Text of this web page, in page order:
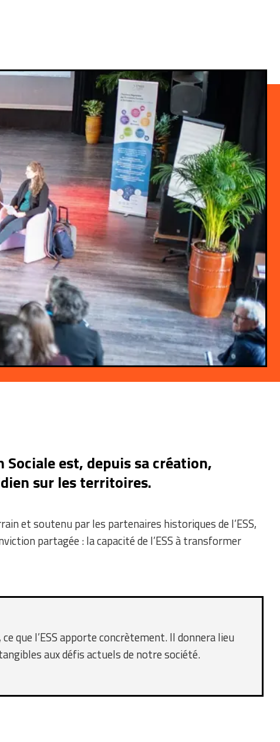
Sociale est, depuis sa création,
sur les territoires.
et soutenu par les partenaires historiques de l’ESS,
partagée : la capacité de l’ESS à transformer
que l’ESS apporte concrètement. Il donnera lieu
aux défis actuels de notre société.